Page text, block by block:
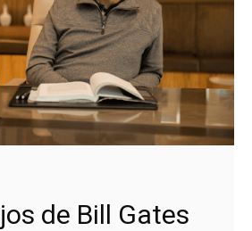
de Bill Gates